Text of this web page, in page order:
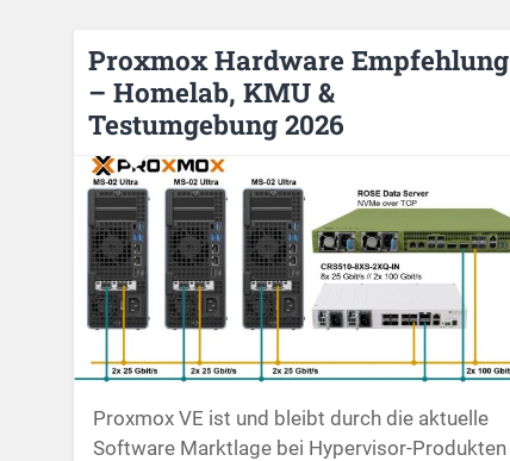
Proxmox Hardware Empfehlung
– Homelab, KMU &
Testumgebung 2026
Proxmox VE ist und bleibt durch die aktuelle
Software Marktlage bei Hypervisor-Produkten